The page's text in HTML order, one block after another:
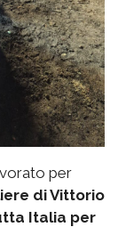
per
di Vittorio
Italia per